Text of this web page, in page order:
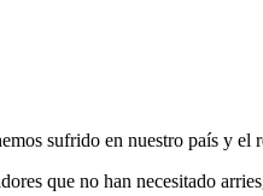
sufrido en nuestro país y el
que no han necesitado